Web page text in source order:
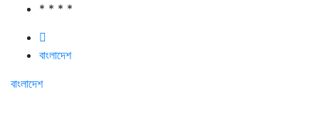
* * * *
বাংলাদেশ
বাংলাদেশ